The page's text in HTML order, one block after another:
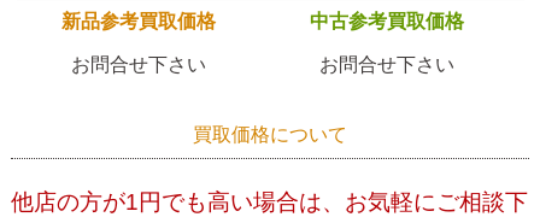
新品参考買取価格 中古参考買取価格
お問合せ下さい お問合せ下さい
買取価格について
他店の方が1円でも高い場合は、お気軽にご相談下